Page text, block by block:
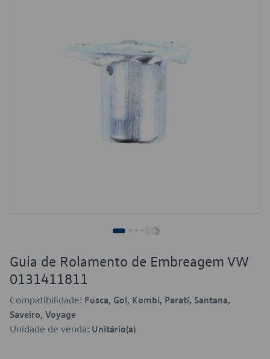
Guia de Rolamento de Embreagem VW
0131411811
Compatibilidade: Fusca, Gol, Kombi, Parati, Santana,
Saveiro, Voyage
Unidade de venda: Unitário(a)